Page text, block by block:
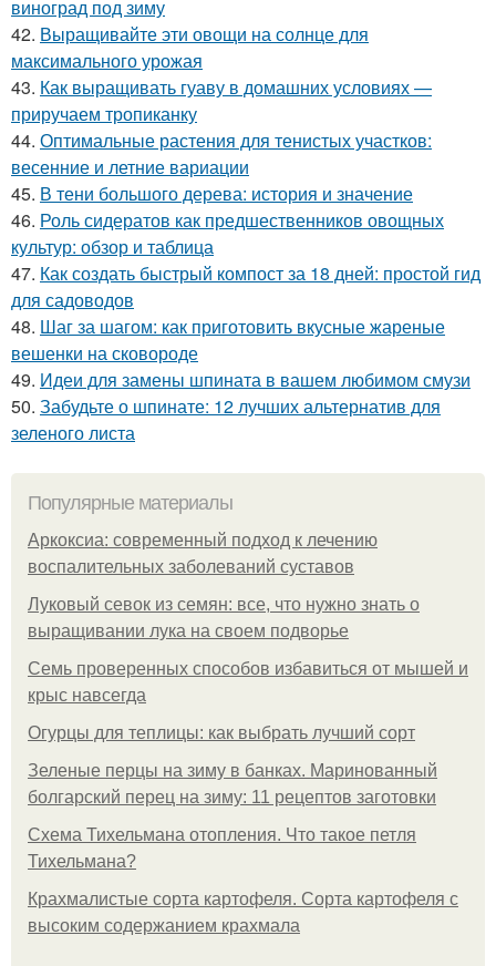
виноград под зиму
42. Выращивайте эти овощи на солнце для
максимального урожая
43. Как выращивать гуаву в домашних условиях —
приручаем тропиканку
44. Оптимальные растения для тенистых участков:
весенние и летние вариации
45. В тени большого дерева: история и значение
46. Роль сидератов как предшественников овощных
культур: обзор и таблица
47. Как создать быстрый компост за 18 дней: простой гид
для садоводов
48. Шаг за шагом: как приготовить вкусные жареные
вешенки на сковороде
49. Идеи для замены шпината в вашем любимом смузи
50. Забудьте о шпинате: 12 лучших альтернатив для
зеленого листа
Популярные материалы
Аркоксиа: современный подход к лечению
воспалительных заболеваний суставов
Луковый севок из семян: все, что нужно знать о
выращивании лука на своем подворье
Семь проверенных способов избавиться от мышей и
крыс навсегда
Огурцы для теплицы: как выбрать лучший сорт
Зеленые перцы на зиму в банках. Маринованный
болгарский перец на зиму: 11 рецептов заготовки
Схема Тихельмана отопления. Что такое петля
Тихельмана?
Крахмалистые сорта картофеля. Сорта картофеля с
высоким содержанием крахмала